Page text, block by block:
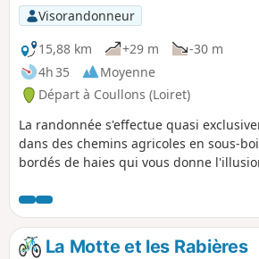
Visorandonneur
15,88 km
+29 m
-30 m
4h 35
Moyenne
Départ à Coullons (Loiret)
La randonnée s'effectue quasi
dans des chemins agricoles en sous-
bordés de haies qui vous donne
randonnée que je qualifierais de
rafraichissante.
La Motte et les Rabières